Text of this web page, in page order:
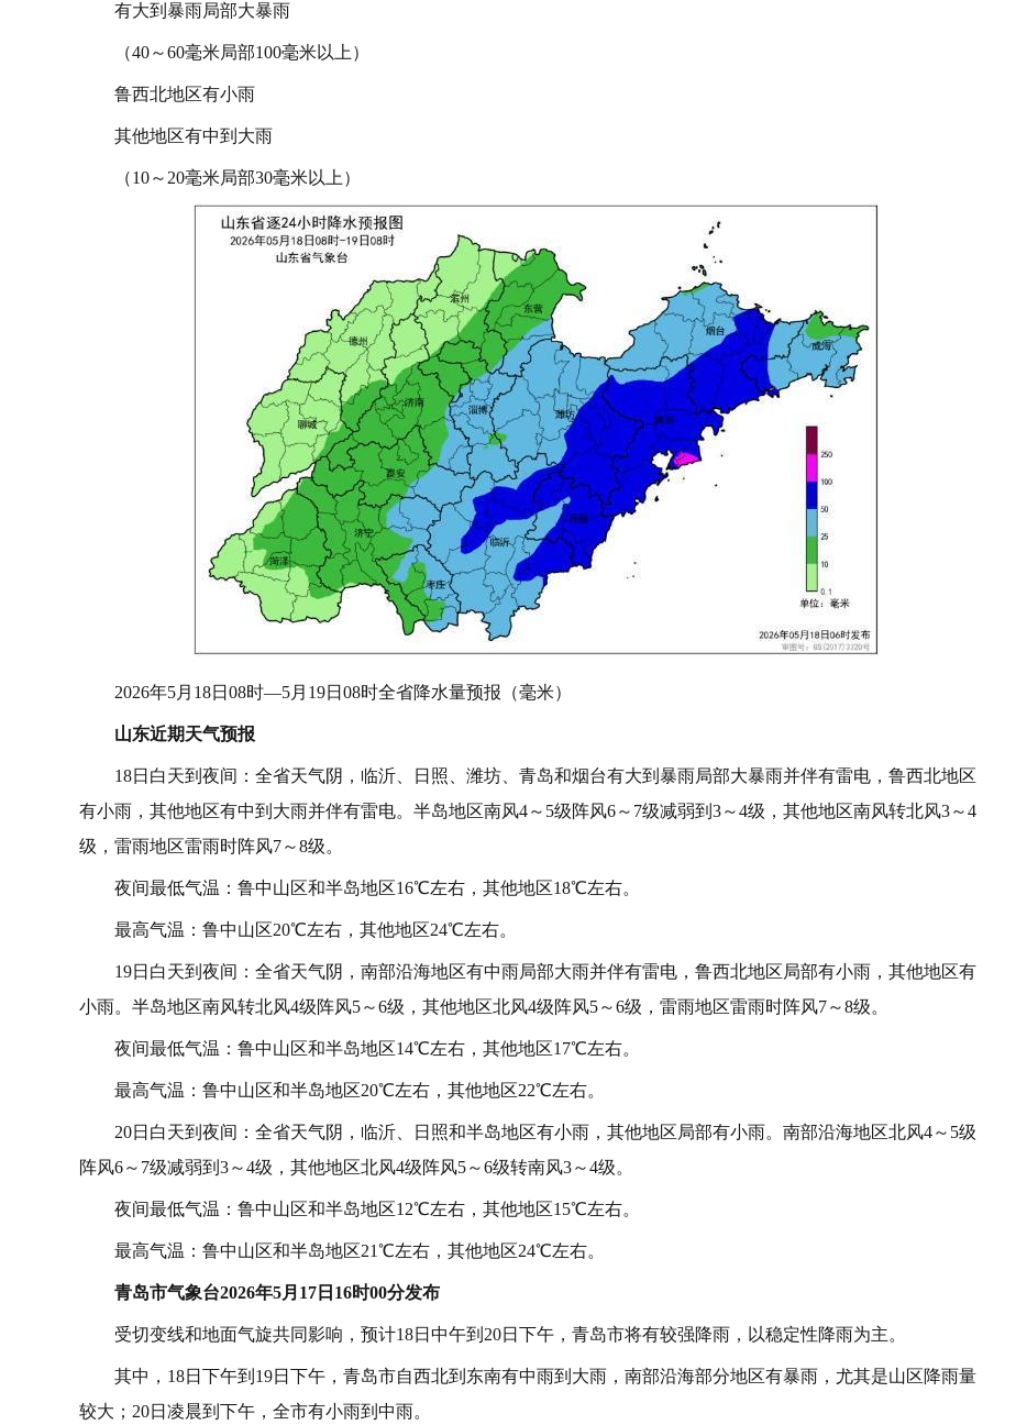
有大到暴雨局部大暴雨
（40～60毫米局部100毫米以上）
鲁西北地区有小雨
其他地区有中到大雨
（10～20毫米局部30毫米以上）
2026年5月18日08时—5月19日08时全省降水量预报（毫米）
山东近期天气预报
18日白天到夜间：全省天气阴，临沂、日照、潍坊、青岛和烟台有大到暴雨局部大暴雨并伴有雷电，鲁西北地区
有小雨，其他地区有中到大雨并伴有雷电。半岛地区南风4～5级阵风6～7级减弱到3～4级，其他地区南风转北风3～4
级，雷雨地区雷雨时阵风7～8级。
夜间最低气温：鲁中山区和半岛地区16℃左右，其他地区18℃左右。
最高气温：鲁中山区20℃左右，其他地区24℃左右。
19日白天到夜间：全省天气阴，南部沿海地区有中雨局部大雨并伴有雷电，鲁西北地区局部有小雨，其他地区有
小雨。半岛地区南风转北风4级阵风5～6级，其他地区北风4级阵风5～6级，雷雨地区雷雨时阵风7～8级。
夜间最低气温：鲁中山区和半岛地区14℃左右，其他地区17℃左右。
最高气温：鲁中山区和半岛地区20℃左右，其他地区22℃左右。
20日白天到夜间：全省天气阴，临沂、日照和半岛地区有小雨，其他地区局部有小雨。南部沿海地区北风4～5级
阵风6～7级减弱到3～4级，其他地区北风4级阵风5～6级转南风3～4级。
夜间最低气温：鲁中山区和半岛地区12℃左右，其他地区15℃左右。
最高气温：鲁中山区和半岛地区21℃左右，其他地区24℃左右。
青岛市气象台2026年5月17日16时00分发布
受切变线和地面气旋共同影响，预计18日中午到20日下午，青岛市将有较强降雨，以稳定性降雨为主。
其中，18日下午到19日下午，青岛市自西北到东南有中雨到大雨，南部沿海部分地区有暴雨，尤其是山区降雨量
较大；20日凌晨到下午，全市有小雨到中雨。